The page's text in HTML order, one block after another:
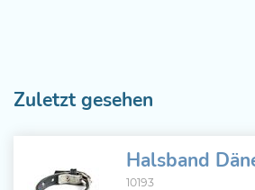
Zuletzt gesehen
Halsband
10193